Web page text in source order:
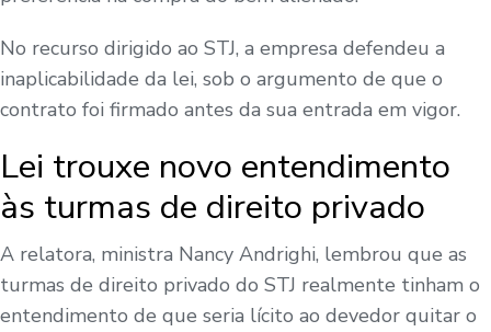
No recurso dirigido ao STJ, a empresa defendeu a
inaplicabilidade da lei, sob o argumento de que o
contrato foi firmado antes da sua entrada em vigor.
Lei trouxe novo entendimento
às turmas de direito privado
A relatora, ministra Nancy Andrighi, lembrou que as
turmas de direito privado do STJ realmente tinham o
entendimento de que seria lícito ao devedor quitar o